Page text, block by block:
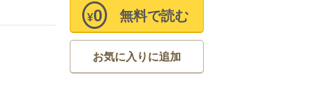
無料で読む
¥0
お気に入りに追加